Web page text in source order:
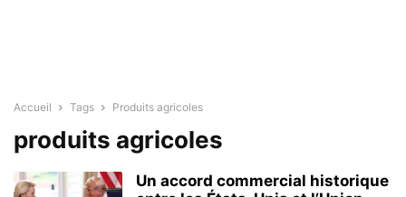
Accueil Tags Produits agricoles
produits agricoles
Un accord commercial historique